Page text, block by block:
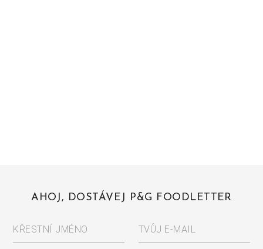
AHOJ, DOSTÁVEJ P&G FOODLETTER
KŘESTNÍ JMÉNO TVŮJ E-MAIL